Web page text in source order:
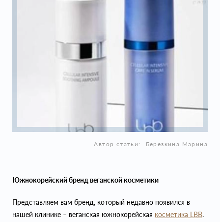
Автор статьи: Березкина Марина
Южнокорейский бренд веганской косметики
Представляем вам бренд, который недавно появился в
нашей клинике – веганская южнокорейская косметика LBB.